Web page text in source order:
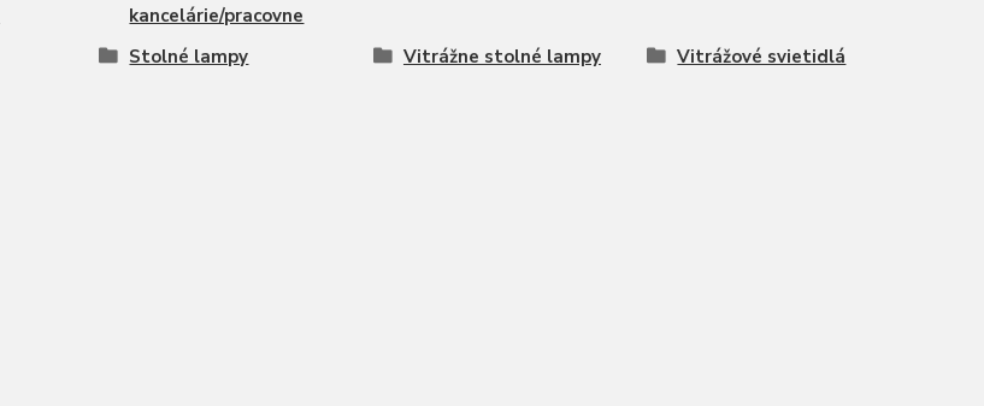
kancelárie/pracovne
Stolné lampy Vitrážne stolné lampy Vitrážové svietidlá